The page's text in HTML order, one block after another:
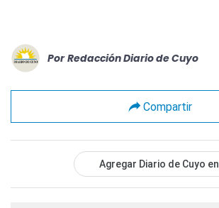
Por Redacción Diario de Cuyo
Compartir
Agregar Diario de Cuyo en